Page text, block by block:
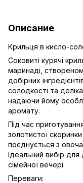
Описание
Крильця в кисло-
Соковиті курячі
маринаді,
добірних
солодкості та
надаючи йому
аромату.
Під час
золотистої
поєднується з
Ідеальний вибір
сімейної вечері.
Переваги: